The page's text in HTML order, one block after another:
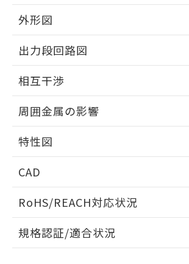
外形図
外形図
出力段回路図
出力段回路図
相互干渉
相互干渉
A: 20mm以上、B: 15mm以上
周囲金属の影響
周囲金属の影響
特性図
検出物体の大きさと材質による影響
CAD
ドすることができます。
ログイン/会員登録
RoHS/REACH対応状況
EU RoHS 注意事項・凡例
規格認証/適合状況
指します。
51物質の非含有証明書（当社基準
※本証明書は発行日時点で非含有を
るもので、過去に遡って非含有を
ものではありません。
また、RoHS指令のフタル酸エス
荷製品に未対応品が混在することか
欄に対応日を記載しておりました
既に当社にて対応品への在庫切替
り、2022年1月12日より割愛してお
す。